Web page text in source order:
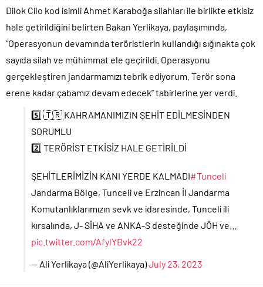
Dilok Cilo kod isimli Ahmet Karaboğa silahları ile birlikte etkisiz
hale getirildiğini belirten Bakan Yerlikaya, paylaşımında,
“Operasyonun devamında teröristlerin kullandığı sığınakta çok
sayıda silah ve mühimmat ele geçirildi. Operasyonu
gerçekleştiren jandarmamızı tebrik ediyorum. Terör sona
erene kadar çabamız devam edecek” tabirlerine yer verdi.
5️⃣ 🇹🇷 KAHRAMANIMIZIN ŞEHİT EDİLMESİNDEN
SORUMLU
2️⃣ TERÖRİST ETKİSİZ HALE GETİRİLDİ
ŞEHİTLERİMİZİN KANI YERDE KALMADI#Tunceli
Jandarma Bölge, Tunceli ve Erzincan İl Jandarma
Komutanlıklarımızın sevk ve idaresinde, Tunceli ili
kırsalında, J- SİHA ve ANKA-S desteğinde JÖH ve…
pic.twitter.com/AfylYBvk22
— Ali Yerlikaya (@AliYerlikaya)July 23, 2023